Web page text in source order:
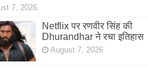
7, 2026
Netflix पर रणवीर सिंह की
Dhurandhar ने रचा इतिहास
August 7, 2026